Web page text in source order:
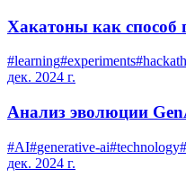
Хакатоны как способ
#learning#experiments#
дек. 2024 г.
Анализ эволюции
#AI#generative-ai#technology#
дек. 2024 г.